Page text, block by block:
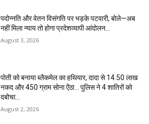
पदोन्नति और वेतन विसंगति पर भड़के पटवारी, बोले—अब
नहीं मिला न्याय तो होगा प्रदेशव्यापी आंदोलन…
August 3, 2026
पोती को बनाया ब्लैकमेल का हथियार, दादा से 14.50 लाख
नकद और 450 ग्राम सोना ऐंठा… पुलिस ने 4 शातिरों को
दबोचा…
August 2, 2026